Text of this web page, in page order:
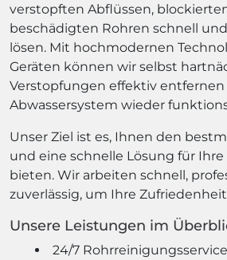
verstopften Abflüssen,
beschädigten Rohren schnell
lösen. Mit hochmodernen
Geräten können wir selbst
Verstopfungen effektiv
Abwassersystem wieder
Unser Ziel ist es, Ihnen den
und eine schnelle Lösung für
bieten. Wir arbeiten schnell,
zuverlässig, um Ihre
Unsere Leistungen im
24/7 Rohrreinigungsservice